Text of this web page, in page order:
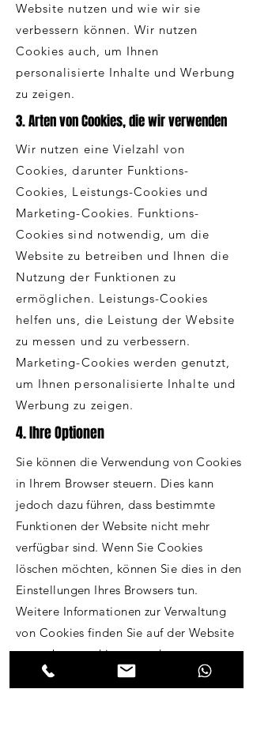
Website nutzen und wie wir sie
verbessern können. Wir nutzen
Cookies auch, um Ihnen
personalisierte Inhalte und Werbung
zu zeigen.
3. Arten von Cookies, die wir verwenden
Wir nutzen eine Vielzahl von
Cookies, darunter Funktions-
Cookies, Leistungs-Cookies und
Marketing-Cookies. Funktions-
Cookies sind notwendig, um die
Website zu betreiben und Ihnen die
Nutzung der Funktionen zu
ermöglichen. Leistungs-Cookies
helfen uns, die Leistung der Website
zu messen und zu verbessern.
Marketing-Cookies werden genutzt,
um Ihnen personalisierte Inhalte und
Werbung zu zeigen.
4. Ihre Optionen
Sie können die Verwendung von Cookies
in Ihrem Browser steuern. Dies kann
jedoch dazu führen, dass bestimmte
Funktionen der Website nicht mehr
verfügbar sind. Wenn Sie Cookies
löschen möchten, können Sie dies in den
Einstellungen Ihres Browsers tun.
Weitere Informationen zur Verwaltung
von Cookies finden Sie auf der Website
www.aboutcookies.orgoder
www.allaboutcookies.org